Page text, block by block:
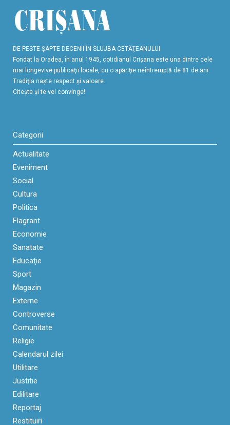
DE PESTE ŞAPTE DECENII ÎN SLUJBA CETĂŢEANULUI
Fondat la Oradea, în anul 1945, cotidianul Crişana este una dintre cele
mai longevive publicaţii locale, cu o apariţie neîntreruptă de 81 de ani.
Tradiţia naşte respect şi valoare.
Citeşte şi te vei convinge!
Categorii
Actualitate
Eveniment
Social
Cultura
Politica
Flagrant
Economie
Sanatate
Educaţie
Sport
Magazin
Externe
Controverse
Comunitate
Religie
Calendarul zilei
Utilitare
Justitie
Edilitare
Reportaj
Restituiri